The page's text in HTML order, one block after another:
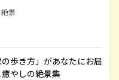
景
歩き方」があなたにお届
やしの絶景集